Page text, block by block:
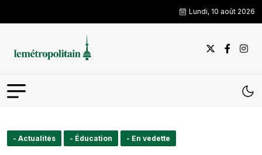
Lundi, 10 août 2026
- Actualités - Éducation - En vedette